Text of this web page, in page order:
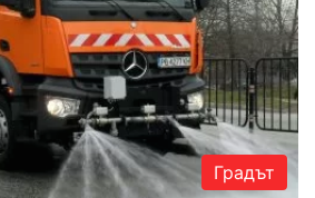
Градът